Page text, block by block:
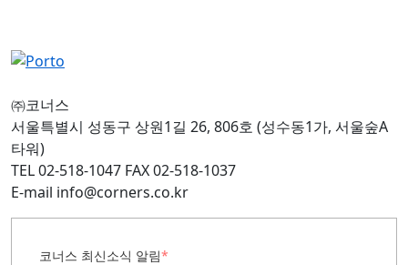
㈜코너스
서울특별시 성동구 상원1길 26, 806호 (성수동1가, 서울숲A
타워)
TEL 02-518-1047 FAX 02-518-1037
E-mail info@corners.co.kr
코너스 최신소식 알림*